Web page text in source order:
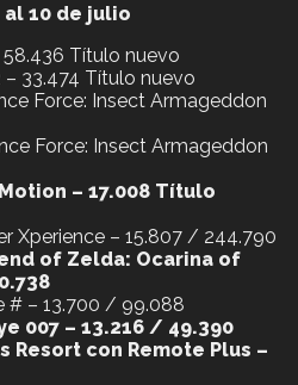
al 10 de julio
58.436 Título nuevo
33.474 Título nuevo
Force: Insect Armageddon
Force: Insect Armageddon
– 17.008 Título
Xperience – 15.807 / 244.790
of Zelda: Ocarina of
# – 13.700 / 99.088
007 – 13.216 / 49.390
Resort con Remote Plus –